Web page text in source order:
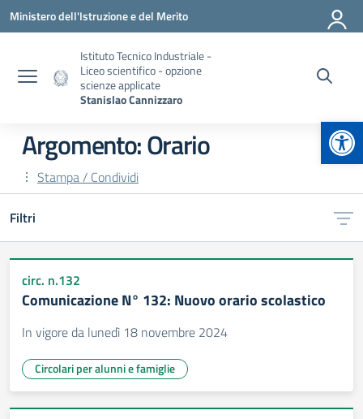
Vai ai contenuti
Vai al menu di navigazione
Vai al footer
Ministero dell'Istruzione e del Merito
Istituto Tecnico Industriale -
Liceo scientifico - opzione
scienze applicate
Stanislao Cannizzaro
Argomento: Orario
Stampa / Condividi
Filtri
circ. n.132
Comunicazione N° 132: Nuovo orario scolastico
In vigore da lunedì 18 novembre 2024
Circolari per alunni e famiglie